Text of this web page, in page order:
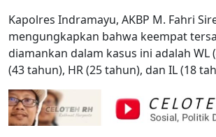
Kapolres Indramayu, AKBP M. Fahri
mengungkapkan bahwa keempat
diamankan dalam kasus ini adalah WL
(43 tahun), HR (25 tahun), dan IL (18